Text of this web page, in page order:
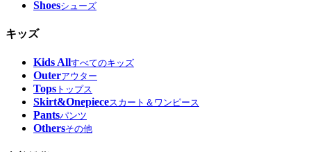
Shoesシューズ
キッズ
Kids Allすべてのキッズ
Outerアウター
Tops トップス
Skirt&Onepieceスカート＆ワンピース
Pantsパンツ
Othersその他